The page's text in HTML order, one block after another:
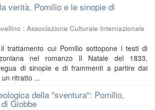
verità. Pomilio e le sinopie di
: Associazione Culturale Internazionale
trattamento cui Pomilio sottopone i testi di
nel romanzo Il Natale del 1833,
di sinopie e di frammenti a partire dai
ritratto ...
della "sventura": Pomilio,
Giobbe